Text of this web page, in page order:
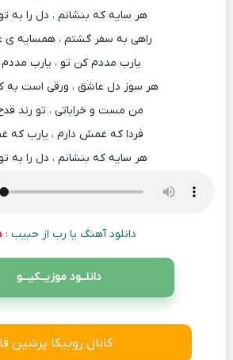
هر سایه که بنشانم ، دل را به
راهی به سفر گشتم ، همسایه
یارب مددم کن تو ، یارب
هر سوز دل عاشق ، ورقی است به
من مست و خراباتی ، تو رند
فردا که غمش دارم ، یارب که
هر سایه که بنشانم ، دل را به
دانلود آهنگ یا رب از حبیب :
دانلــود موزیــکیـــو
کانال روبیکا پرشین فا